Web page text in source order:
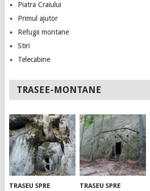
Piatra Craiului
Primul ajutor
Refugii montane
Stiri
Telecabine
TRASEE-MONTANE
TRASEU SPRE TRASEU SPRE